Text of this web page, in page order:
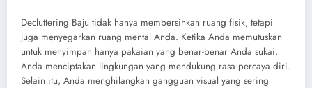
Decluttering Baju tidak hanya membersihkan ruang fisik, tetapi
juga menyegarkan ruang mental Anda. Ketika Anda memutuskan
untuk menyimpan hanya pakaian yang benar-benar Anda sukai,
Anda menciptakan lingkungan yang mendukung rasa percaya diri.
Selain itu, Anda menghilangkan gangguan visual yang sering